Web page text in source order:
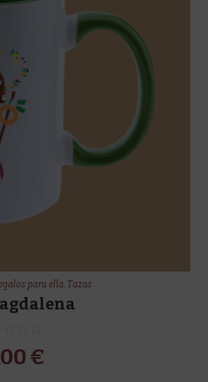
para ella, Tazas
€